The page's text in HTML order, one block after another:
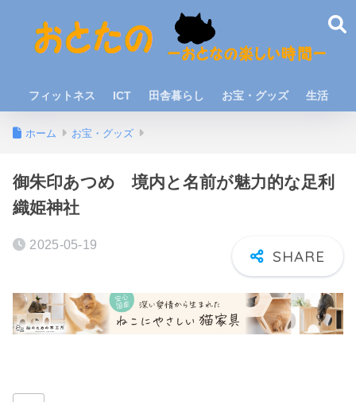
フィットネス ICT 田舎暮らし お宝・グッズ 生活
ホーム お宝・グッズ
御朱印あつめ 境内と名前が魅力的な足利
織姫神社
2025-05-19